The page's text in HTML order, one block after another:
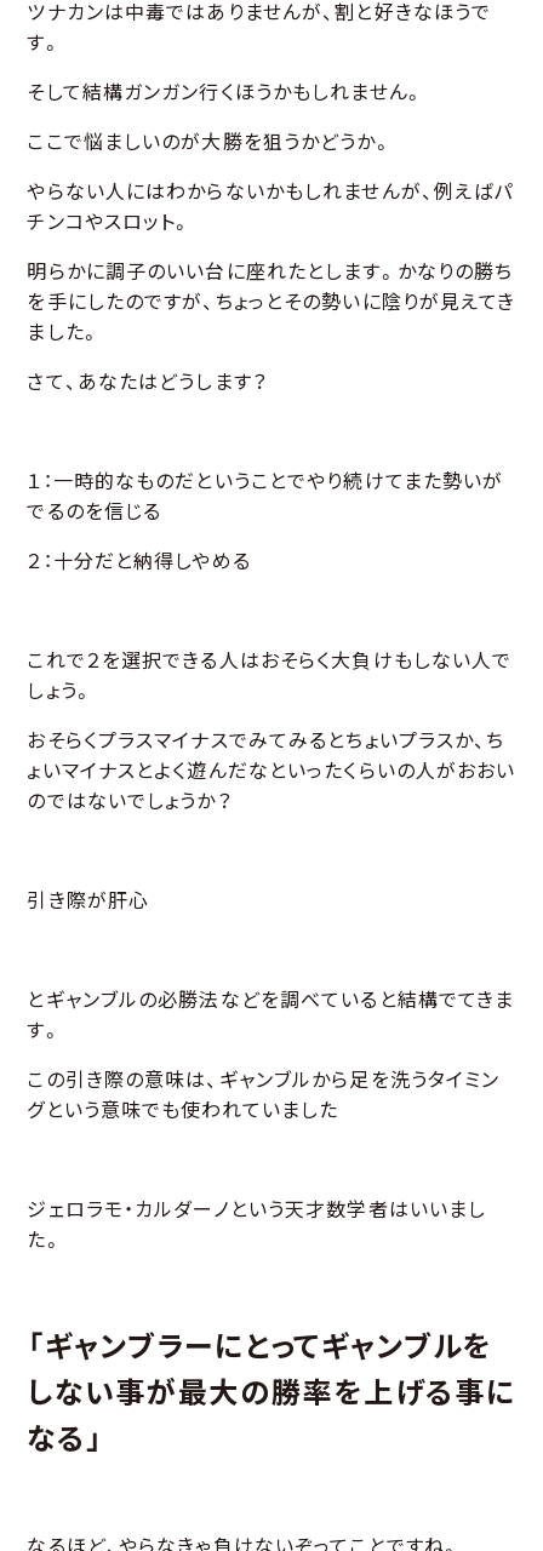
ツナカンは中毒ではありませんが、割と好きなほうで
す。
そして結構ガンガン行くほうかもしれません。
ここで悩ましいのが大勝を狙うかどうか。
やらない人にはわからないかもしれませんが、例えばパ
チンコやスロット。
明らかに調子のいい台に座れたとします。かなりの勝ち
を手にしたのですが、ちょっとその勢いに陰りが見えてき
ました。
さて、あなたはどうします？
１：一時的なものだということでやり続けてまた勢いが
でるのを信じる
２：十分だと納得しやめる
これで２を選択できる人はおそらく大負けもしない人で
しょう。
おそらくプラスマイナスでみてみるとちょいプラスか、ち
ょいマイナスとよく遊んだなといったくらいの人がおおい
のではないでしょうか？
引き際が肝心
とギャンブルの必勝法などを調べていると結構でてきま
す。
この引き際の意味は、ギャンブルから足を洗うタイミン
グという意味でも使われていました
ジェロラモ・カルダーノという天才数学者はいいまし
た。
「ギャンブラーにとってギャンブルを
しない事が最大の勝率を上げる事に
なる」